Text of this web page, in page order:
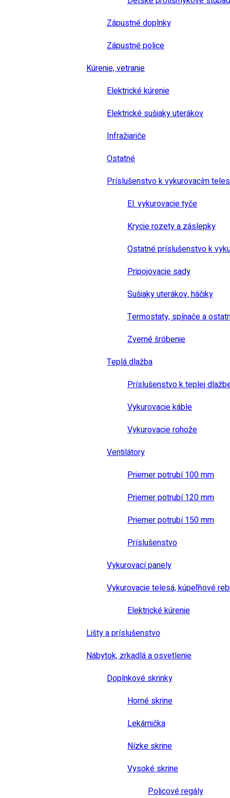
Zápustné doplnky
Zápustné police
Kúrenie, vetranie
Elektrické kúrenie
Elektrické sušiaky uterákov
Infražiariče
Ostatné
Príslušenstvo k vykurovacím
El. vykurovacie tyče
Krycie rozety a záslepky
Ostatné príslušenstvo k
Pripojovacie sady
Sušiaky uterákov, háčiky
Termostaty, spínače a
Zverné šróbenie
Teplá dlažba
Príslušenstvo k teplej
Vykurovacie káble
Vykurovacie rohože
Ventilátory
Priemer potrubí 100 mm
Priemer potrubí 120 mm
Priemer potrubí 150 mm
Príslušenstvo
Vykurovací panely
Vykurovacie telesá, kúpeľňové
Elektrické kúrenie
Lišty a príslušenstvo
Nábytok, zrkadlá a osvetlenie
Doplnkové skrinky
Horné skrine
Lekárnička
Nízke skrine
Vysoké skrine
Policové regály